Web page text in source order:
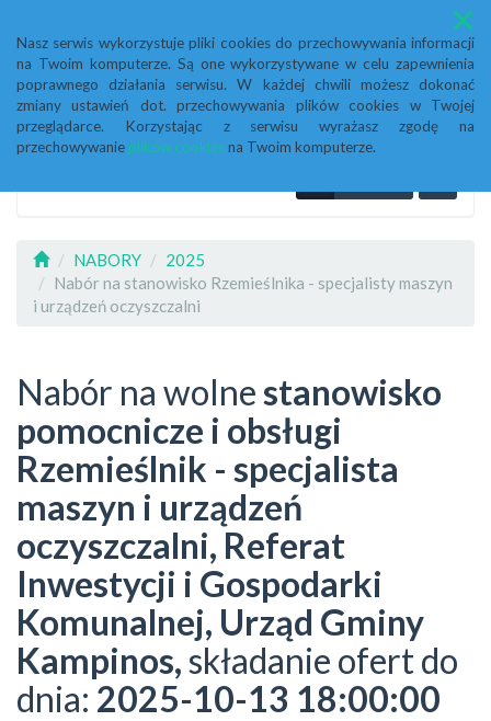
Nasz serwis wykorzystuje pliki cookies do przechowywania informacji
na Twoim komputerze. Są one wykorzystywane w celu zapewnienia
poprawnego działania serwisu. W każdej chwili możesz dokonać
zmiany ustawień dot. przechowywania plików cookies w Twojej
przeglądarce. Korzystając z serwisu wyrażasz zgodę na
przechowywanie plików cookiesna Twoim komputerze.
Menu
NABORY
2025
Nabór na stanowisko Rzemieślnika - specjalisty maszyn
i urządzeń oczyszczalni
Nabór na wolnestanowisko
pomocnicze i obsługi
Rzemieślnik - specjalista
maszyn i urządzeń
oczyszczalni, Referat
Inwestycji i Gospodarki
Komunalnej, Urząd Gminy
Kampinos,składanie ofert do
dnia: 2025-10-13 18:00:00